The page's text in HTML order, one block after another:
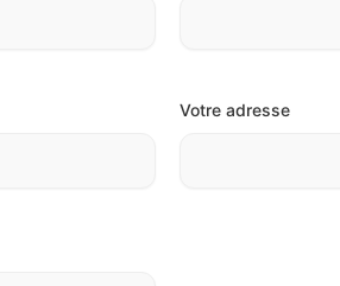
Votre adresse